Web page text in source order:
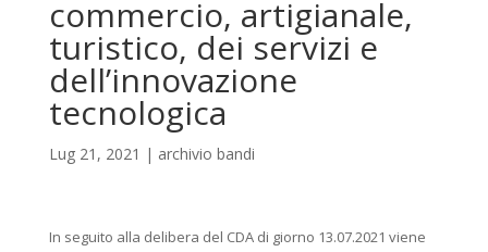
commercio, artigianale,
turistico, dei servizi e
dell’innovazione
tecnologica
Lug 21, 2021 | archivio bandi
In seguito alla delibera del CDA di giorno 13.07.2021 viene